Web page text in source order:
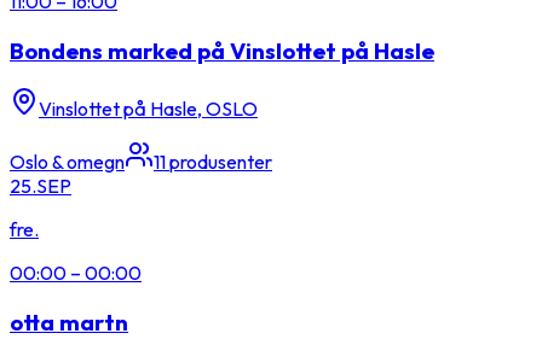
Bondens marked på Vinslottet på Hasle
Vinslottet på Hasle, OSLO
Oslo & omegn 11produsenter
25.SEP
fre.
00:00 – 00:00
otta martn